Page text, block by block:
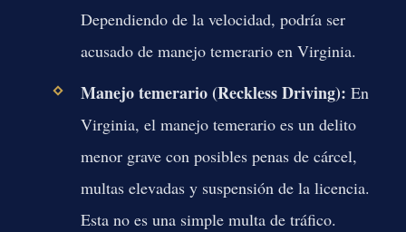
Dependiendo de la velocidad, podría ser
acusado de manejo temerario en Virginia.
Manejo temerario (Reckless Driving): En
Virginia, el manejo temerario es un delito
menor grave con posibles penas de cárcel,
multas elevadas y suspensión de la licencia.
Esta no es una simple multa de tráfico.